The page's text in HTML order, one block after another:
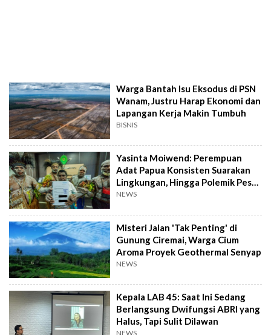
Warga Bantah Isu Eksodus di PSN
Wanam, Justru Harap Ekonomi dan
Lapangan Kerja Makin Tumbuh
BISNIS
Yasinta Moiwend: Perempuan
Adat Papua Konsisten Suarakan
Lingkungan, Hingga Polemik Pesta
Babi
NEWS
Misteri Jalan 'Tak Penting' di
Gunung Ciremai, Warga Cium
Aroma Proyek Geothermal Senyap
NEWS
Kepala LAB 45: Saat Ini Sedang
Berlangsung Dwifungsi ABRI yang
Halus, Tapi Sulit Dilawan
NEWS